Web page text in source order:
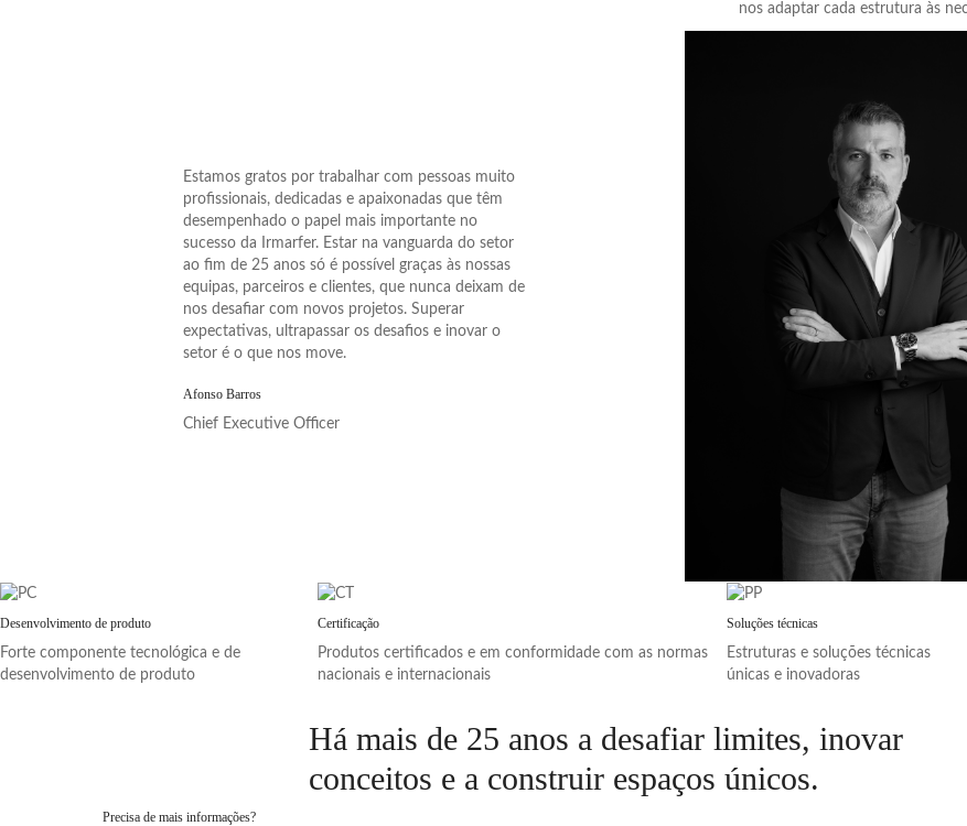
nos adaptar cada estrutura às
Estamos gratos por trabalhar com pessoas muito
profissionais, dedicadas e apaixonadas que têm
desempenhado o papel mais importante no
sucesso da Irmarfer. Estar na vanguarda do setor
ao fim de 25 anos só é possível graças às nossas
equipas, parceiros e clientes, que nunca deixam de
nos desafiar com novos projetos. Superar
expectativas, ultrapassar os desafios e inovar o
setor é o que nos move.
Afonso Barros
Chief Executive Officer
Desenvolvimento de produto
Forte componente tecnológica e de
desenvolvimento de produto
Certificação
Produtos certificados e em conformidade com as normas
nacionais e internacionais
Soluções técnicas
Estruturas e soluções técnicas
únicas e inovadoras
Há mais de 25 anos a desafiar limites, inovar
conceitos e a construir espaços únicos.
Precisa de mais informações?